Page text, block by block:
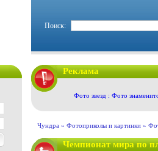
Поиск:
Реклама
Фото звезд : Фото
Чундра » Фотоприколы и картинки »
Чемпионат мира по